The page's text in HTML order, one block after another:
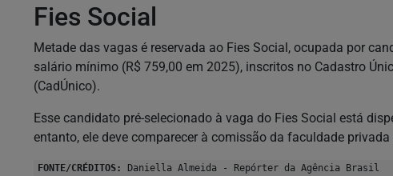
Fies Social
Metade das vagas é reservada ao Fies Social, ocupada por
salário mínimo (R$ 759,00 em 2025), inscritos no Cadastro
(CadÚnico).
Esse candidato pré-selecionado à vaga do Fies Social está
entanto, ele deve comparecer à comissão da faculdade
FONTE/CRÉDITOS: Daniella Almeida - Repórter da Agência Brasil